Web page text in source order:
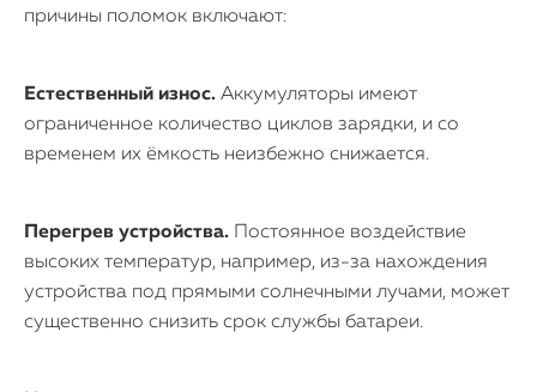
причины поломок включают:
Естественный износ. Аккумуляторы имеют
ограниченное количество циклов зарядки, и со
временем их ёмкость неизбежно снижается.
Перегрев устройства.
Постоянное воздействие
высоких температур, например, из-за нахождения
устройства под прямыми солнечными лучами, может
существенно снизить срок службы батареи.